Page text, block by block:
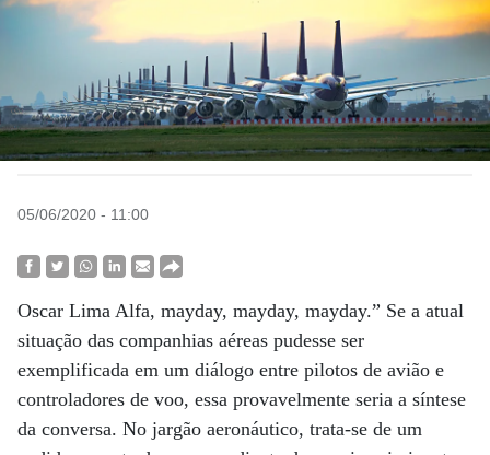
05/06/2020 - 11:00
Oscar Lima Alfa, mayday, mayday, mayday.” Se a atual
situação das companhias aéreas pudesse ser
exemplificada em um diálogo entre pilotos de avião e
controladores de voo, essa provavelmente seria a síntese
da conversa. No jargão aeronáutico, trata-se de um